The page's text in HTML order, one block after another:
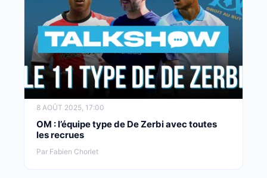
8 AOÛT 2025, 17:00
OM : l’équipe type de De Zerbi avec toutes
les recrues
Par Fabien Chorlet